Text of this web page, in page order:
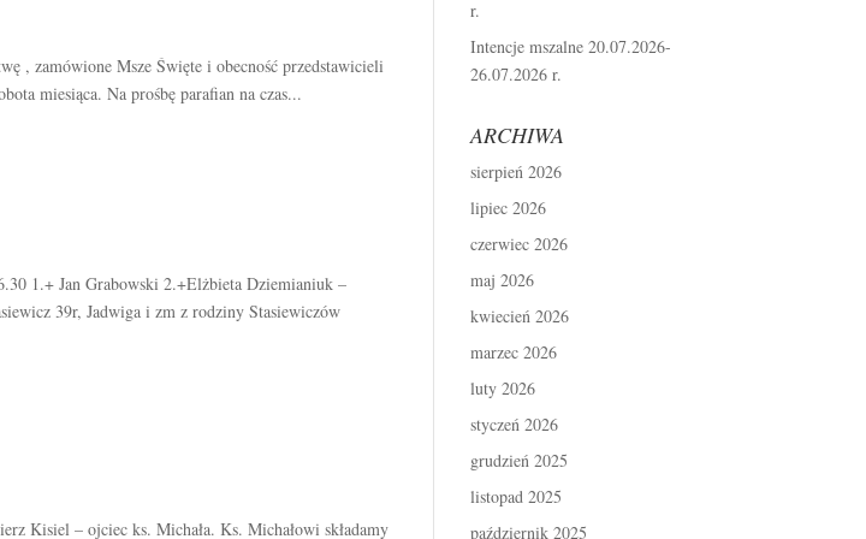
, zamówione Msze Święte i obecność przedstawicieli
miesiąca. Na prośbę parafian na czas...
1.+ Jan Grabowski 2.+Elżbieta Dziemianiuk –
39r, Jadwiga i zm z rodziny Stasiewiczów
Kisiel – ojciec ks. Michała. Ks. Michałowi składamy
r.
Intencje mszalne 20.07.2026-
26.07.2026 r.
ARCHIWA
sierpień 2026
lipiec 2026
czerwiec 2026
maj 2026
kwiecień 2026
marzec 2026
luty 2026
styczeń 2026
grudzień 2025
listopad 2025
październik 2025